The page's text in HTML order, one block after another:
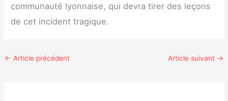
communauté lyonnaise, qui devra tirer des leçons
de cet incident tragique.
← Article précédent Article suivant →